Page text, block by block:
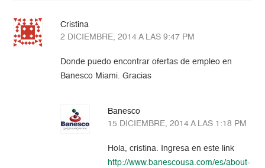
Cristina
2 DICIEMBRE, 2014 A LAS 9:47 PM
Donde puedo encontrar ofertas de empleo en
Banesco Miami. Gracias
Banesco
15 DICIEMBRE, 2014 A LAS 1:18 PM
Hola, cristina. Ingresa en este link
http://www.banescousa.com/es/about-